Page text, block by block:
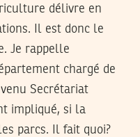
délivre en
Il est donc le
Je rappelle
chargé de
Secrétariat
impliqué, si la
parcs. Il fait quoi?